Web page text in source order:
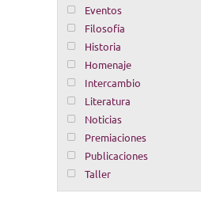
Eventos
Filosofía
Historia
Homenaje
Intercambio
Literatura
Noticias
Premiaciones
Publicaciones
Taller